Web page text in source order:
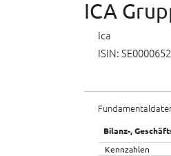
ICA
Ica
ISIN:
Bilanz-,
Kennzahlen